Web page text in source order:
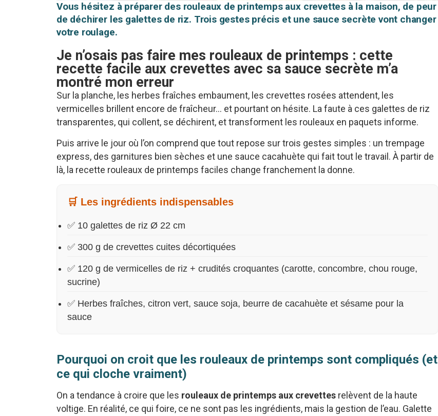
Vous hésitez à préparer des rouleaux de printemps aux crevettes à la maison, de peur
de déchirer les galettes de riz. Trois gestes précis et une sauce secrète vont changer
votre roulage.
Je n’osais pas faire mes rouleaux de printemps : cette
recette facile aux crevettes avec sa sauce secrète m’a
montré mon erreur
Sur la planche, les herbes fraîches embaument, les crevettes rosées attendent, les
vermicelles brillent encore de fraîcheur… et pourtant on hésite. La faute à ces galettes de riz
transparentes, qui collent, se déchirent, et transforment les rouleaux en paquets informe.
Puis arrive le jour où l’on comprend que tout repose sur trois gestes simples : un trempage
express, des garnitures bien sèches et une sauce cacahuète qui fait tout le travail. À partir de
là, la recette rouleaux de printemps faciles change franchement la donne.
🛒 Les ingrédients indispensables
✅ 10 galettes de riz Ø 22 cm
✅ 300 g de crevettes cuites décortiquées
✅ 120 g de vermicelles de riz + crudités croquantes (carotte, concombre, chou rouge,
sucrine)
✅ Herbes fraîches, citron vert, sauce soja, beurre de cacahuète et sésame pour la
sauce
Pourquoi on croit que les rouleaux de printemps sont compliqués (et
ce qui cloche vraiment)
On a tendance à croire que les rouleaux de printemps aux crevettes relèvent de la haute
voltige. En réalité, ce qui foire, ce ne sont pas les ingrédients, mais la gestion de l’eau. Galette